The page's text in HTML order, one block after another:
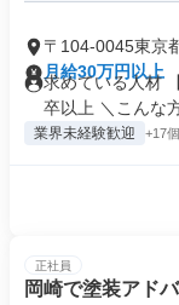
〒104-0045東京
月給30万円以上
求めている人材
卒以上 ＼こんな
業界未経験歓迎 +17個
正社員
岡崎で塗装アド